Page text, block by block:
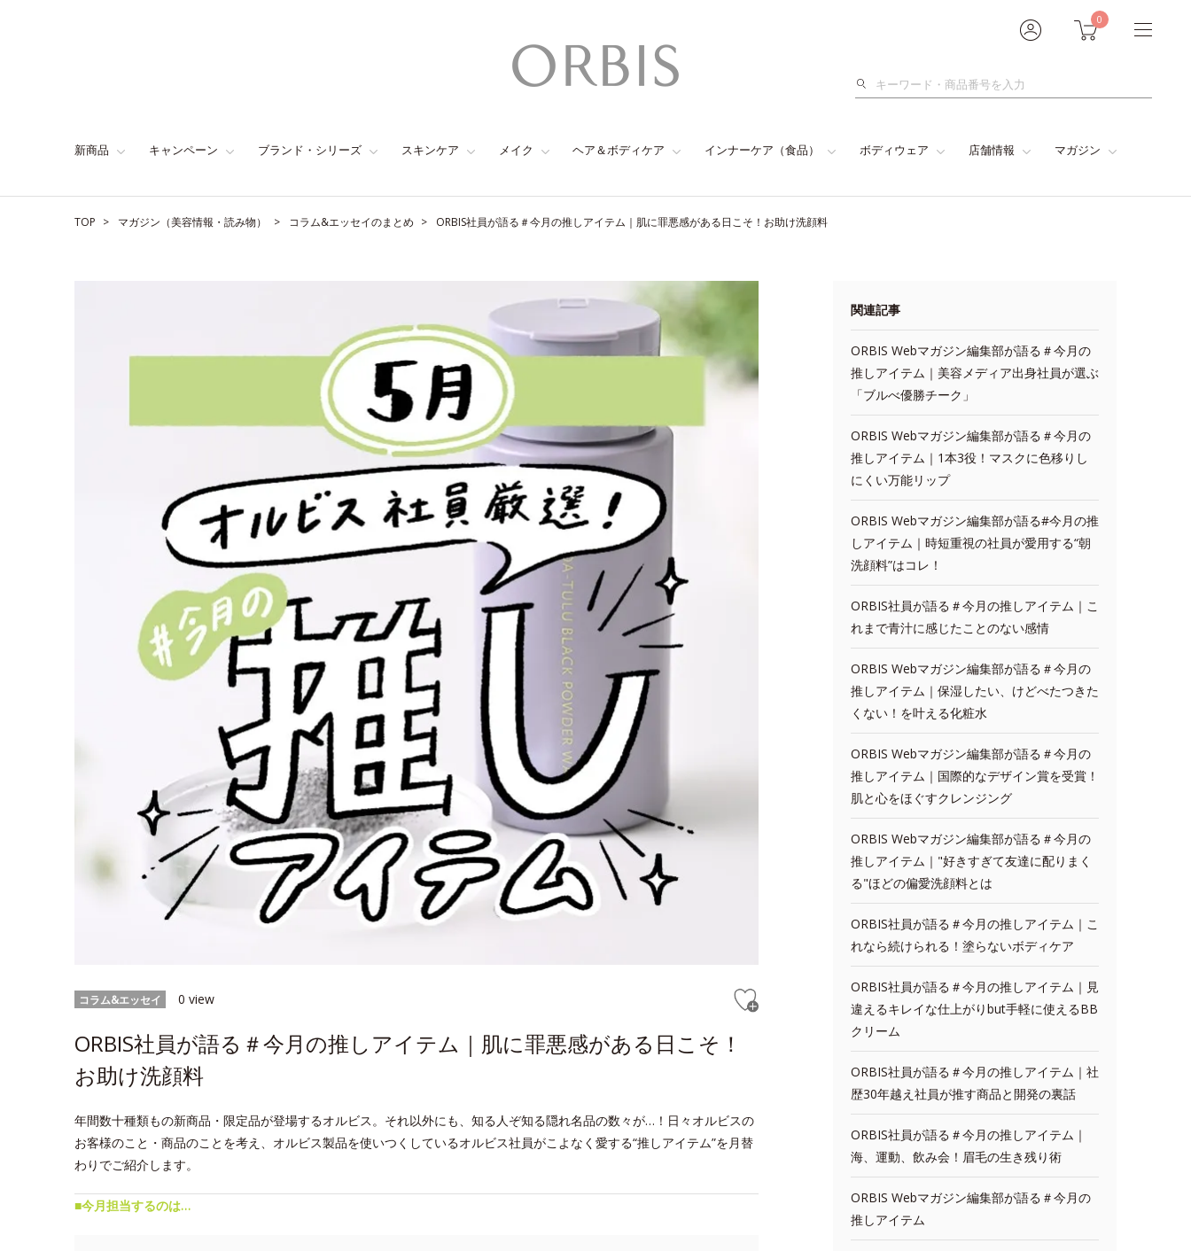
0
検
新商品 キャンペーン ブランド・シリーズ スキンケア メイク ヘア＆ボディケア インナーケア（食品） ボディウェア 店舗情報 マガジン
TOP マガジン（美容情報・読み物） コラム&エッセイのまとめ ORBIS社員が語る＃今月の推しアイテム｜肌に罪悪感がある日こそ！お助け洗顔料
コラム&エッセイ 0 view
ORBIS社員が語る＃今月の推しアイテム｜肌に罪悪感がある日こそ！
お助け洗顔料
年間数十種類もの新商品・限定品が登場するオルビス。それ以外にも、知る人ぞ知る隠れ名品の数々が…！日々オルビスの
お客様のこと・商品のことを考え、オルビス製品を使いつくしているオルビス社員がこよなく愛する“推しアイテム”を月替
わりでご紹介します。
■今月担当するのは…
関連記事
ORBIS Webマガジン編集部が語る＃今月の
推しアイテム｜美容メディア出身社員が選ぶ
「ブルべ優勝チーク」
ORBIS Webマガジン編集部が語る＃今月の
推しアイテム｜1本3役！マスクに色移りし
にくい万能リップ
ORBIS Webマガジン編集部が語る#今月の推
しアイテム｜時短重視の社員が愛用する“朝
洗顔料”はコレ！
ORBIS社員が語る＃今月の推しアイテム｜こ
れまで青汁に感じたことのない感情
ORBIS Webマガジン編集部が語る＃今月の
推しアイテム｜保湿したい、けどべたつきた
くない！を叶える化粧水
ORBIS Webマガジン編集部が語る＃今月の
推しアイテム｜国際的なデザイン賞を受賞！
肌と心をほぐすクレンジング
ORBIS Webマガジン編集部が語る＃今月の
推しアイテム｜"好きすぎて友達に配りまく
る"ほどの偏愛洗顔料とは
ORBIS社員が語る＃今月の推しアイテム｜こ
れなら続けられる！塗らないボディケア
ORBIS社員が語る＃今月の推しアイテム｜見
違えるキレイな仕上がりbut手軽に使えるBB
クリーム
ORBIS社員が語る＃今月の推しアイテム｜社
歴30年越え社員が推す商品と開発の裏話
ORBIS社員が語る＃今月の推しアイテム｜
海、運動、飲み会！眉毛の生き残り術
ORBIS Webマガジン編集部が語る＃今月の
推しアイテム